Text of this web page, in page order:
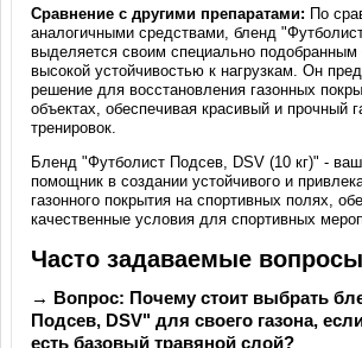
Сравнение с другими препаратами: По
аналогичными средствами, бленд
выделяется своим специально подобранным
высокой устойчивостью к нагрузкам. Он
решение для восстановления газонных
объектах, обеспечивая красивый и прочный
тренировок.
Бленд "Футболист Подсев, DSV (10 кг)" -
помощник в создании устойчивого и
газонного покрытия на спортивных полях,
качественные условия для спортивных
Часто задаваемые вопросы
→ Вопрос: Почему стоит выбрать
Подсев, DSV" для своего газона,
есть базовый травяной слой?